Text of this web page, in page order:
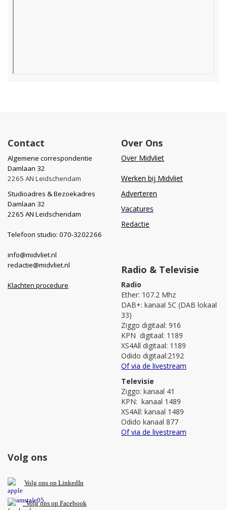
Contact
Algemene correspondentie
Damlaan 32
2265 AN Leidschendam
Studioadres & Bezoekadres
Damlaan 32
2265 AN Leidschendam
Telefoon studio: 070-3202266
info@midvliet.nl
redactie@midvliet.nl
Klachten procedure
Over Ons
Over Midvliet
Werken bij Midvliet
Adverteren
Vacatures
Redactie
Radio & Televisie
Radio
Ether: 107.2 Mhz
DAB+: kanaal 5C (DAB lokaal
33)
Ziggo digitaal: 916
KPN digitaal: 1189
XS4All digitaal: 1189
Odido digitaal:2192
Of via de livestream
Televisie
Ziggo: kanaal 41
KPN: kanaal 1489
XS4All: kanaal 1489
Odido kanaal 877
Of via de livestream
Volg ons
Volg ons op LinkedIn
Volg ons op Facebook